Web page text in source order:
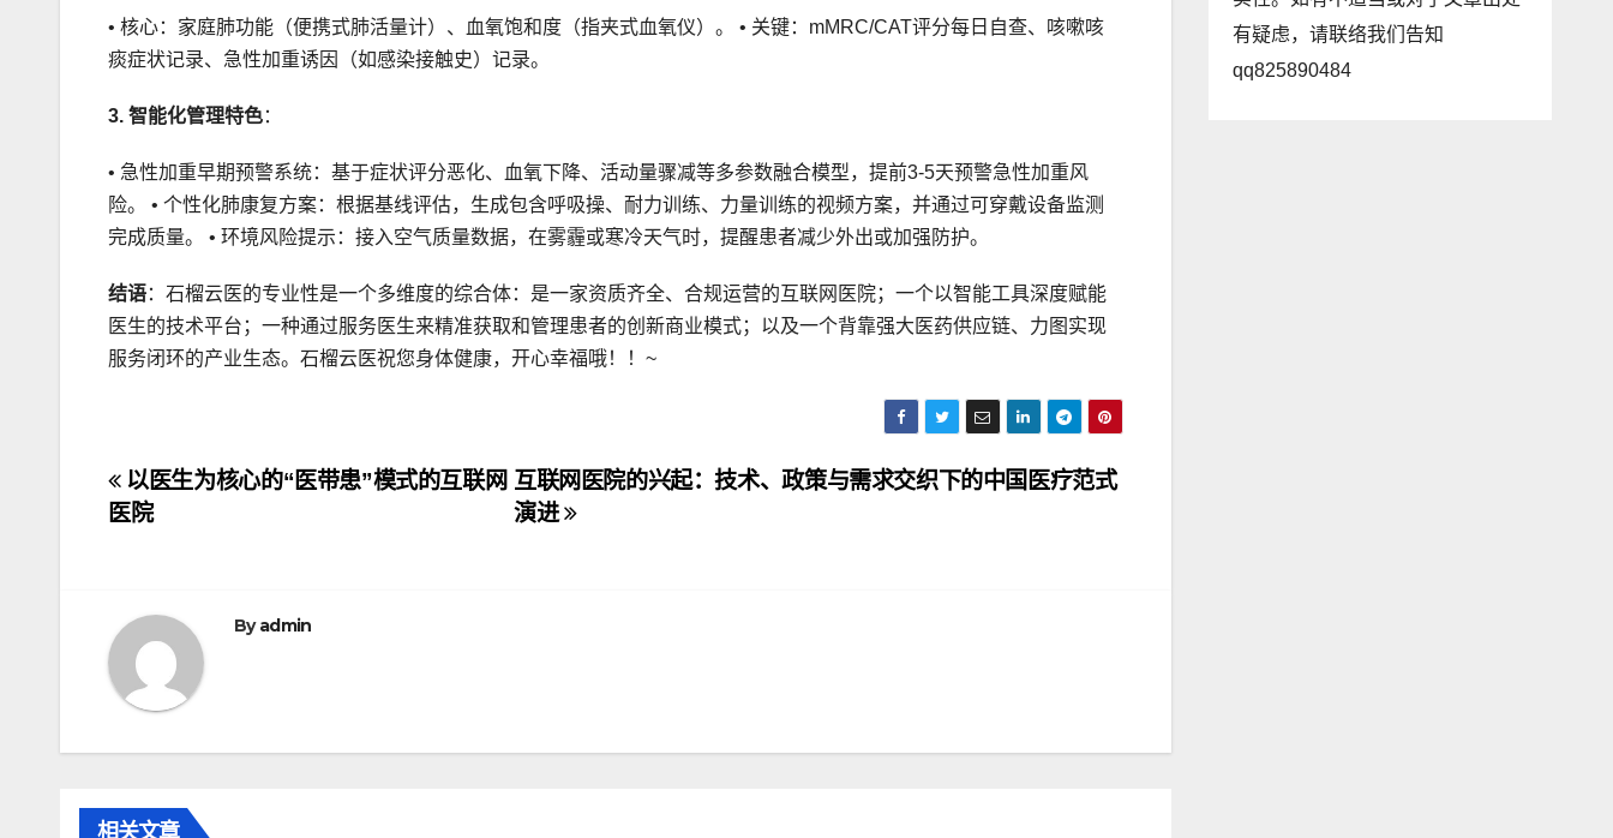
• 核心：家庭肺功能（便携式肺活量计）、血氧饱和度（指夹式血氧仪）。 • 关键：mMRC/CAT评分每日自查、咳嗽咳
痰症状记录、急性加重诱因（如感染接触史）记录。
3. 智能化管理特色：
• 急性加重早期预警系统：基于症状评分恶化、血氧下降、活动量骤减等多参数融合模型，提前3-5天预警急性加重风
险。 • 个性化肺康复方案：根据基线评估，生成包含呼吸操、耐力训练、力量训练的视频方案，并通过可穿戴设备监测
完成质量。 • 环境风险提示：接入空气质量数据，在雾霾或寒冷天气时，提醒患者减少外出或加强防护。
结语：石榴云医的专业性是一个多维度的综合体：是一家资质齐全、合规运营的互联网医院；一个以智能工具深度赋能
医生的技术平台；一种通过服务医生来精准获取和管理患者的创新商业模式；以及一个背靠强大医药供应链、力图实现
服务闭环的产业生态。石榴云医祝您身体健康，开心幸福哦！！~
文
章
航
互联网医院的兴起：技术、政策与需求交织下的中国医疗范式
演进
以医生为核心的“医带患”模式的互联网
医院
Byadmin
相关文章
有疑虑，请联络我们告知
qq825890484